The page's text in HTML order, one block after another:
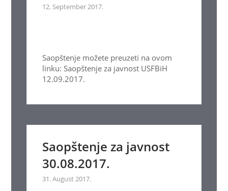
12. September 2017.
Saopštenje možete preuzeti na ovom
linku: Saopštenje za javnost USFBiH
12.09.2017.
Saopštenje za javnost
30.08.2017.
31. August 2017.